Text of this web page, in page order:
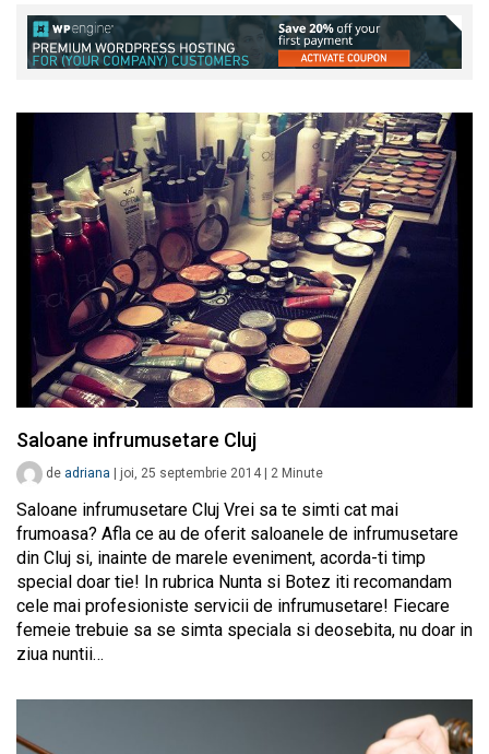
Saloane infrumusetare Cluj
de adriana joi, 25 septembrie 2014 2 Minute
Saloane infrumusetare Cluj Vrei sa te simti cat mai
frumoasa? Afla ce au de oferit saloanele de infrumusetare
din Cluj si, inainte de marele eveniment, acorda-ti timp
special doar tie! In rubrica Nunta si Botez iti recomandam
cele mai profesioniste servicii de infrumusetare! Fiecare
femeie trebuie sa se simta speciala si deosebita, nu doar in
ziua nuntii…